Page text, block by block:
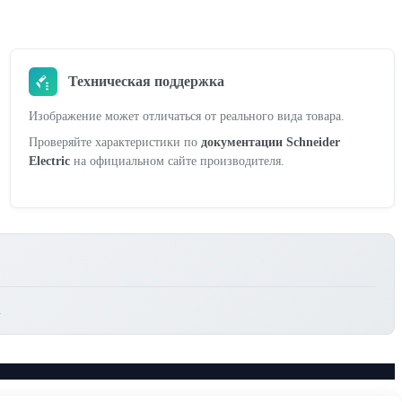
Техническая поддержка
Изображение может отличаться от реального вида товара.
Проверяйте характеристики по документации Schneider
Electricна официальном сайте производителя.